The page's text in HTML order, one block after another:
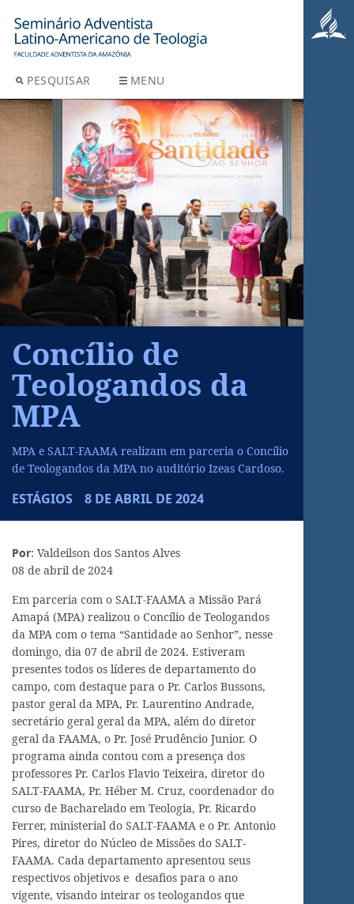
PESQUISAR MENU
Concílio de
Teologandos da
MPA
MPA e SALT-FAAMA realizam em parceria o Concílio
de Teologandos da MPA no auditório Izeas Cardoso.
ESTÁGIOS 8 DE ABRIL DE 2024
Por: Valdeilson dos Santos Alves
08 de abril de 2024
Em parceria com o SALT-FAAMA a Missão Pará
Amapá (MPA) realizou o Concílio de Teologandos
da MPA com o tema “Santidade ao Senhor”, nesse
domingo, dia 07 de abril de 2024. Estiveram
presentes todos os líderes de departamento do
campo, com destaque para o Pr. Carlos Bussons,
pastor geral da MPA, Pr. Laurentino Andrade,
secretário geral geral da MPA, além do diretor
geral da FAAMA, o Pr. José Prudêncio Junior. O
programa ainda contou com a presença dos
professores Pr. Carlos Flavio Teixeira, diretor do
SALT-FAAMA, Pr. Héber M. Cruz, coordenador do
curso de Bacharelado em Teologia, Pr. Ricardo
Ferrer, ministerial do SALT-FAAMA e o Pr. Antonio
Pires, diretor do Núcleo de Missões do SALT-
FAAMA. Cada departamento apresentou seus
respectivos objetivos e desafios para o ano
vigente, visando inteirar os teologandos que